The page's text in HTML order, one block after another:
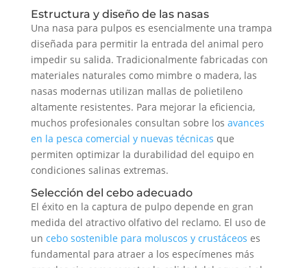
Estructura y diseño de las nasas
Una nasa para pulpos es esencialmente una trampa
diseñada para permitir la entrada del animal pero
impedir su salida. Tradicionalmente fabricadas con
materiales naturales como mimbre o madera, las
nasas modernas utilizan mallas de polietileno
altamente resistentes. Para mejorar la eficiencia,
muchos profesionales consultan sobre los avances
en la pesca comercial y nuevas técnicas que
permiten optimizar la durabilidad del equipo en
condiciones salinas extremas.
Selección del cebo adecuado
El éxito en la captura de pulpo depende en gran
medida del atractivo olfativo del reclamo. El uso de
un cebo sostenible para moluscos y crustáceos es
fundamental para atraer a los especímenes más